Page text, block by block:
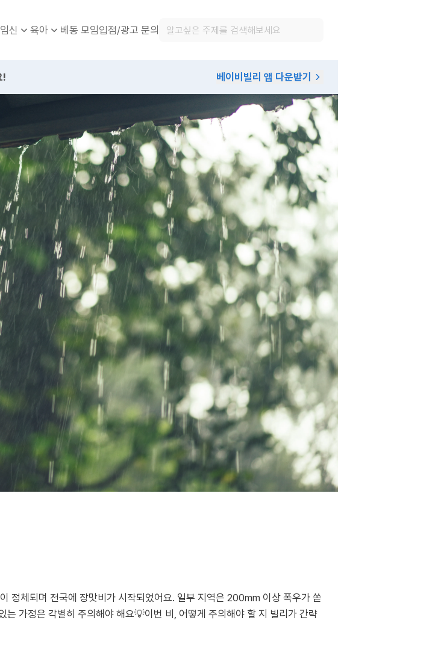
임신 육아 베동 모임입점/광고 문의
! 베이비빌리 앱 다운받기
정체되며 전국에 장맛비가 시작되었어요. 일부 지역은 200mm 이상 폭우가 쏟
가정은 각별히 주의해야 해요💡이번 비, 어떻게 주의해야 할 지 빌리가 간략